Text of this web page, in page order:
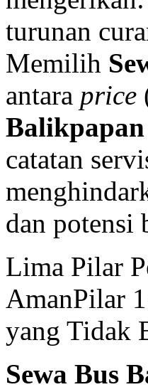
turunan
Memilih
antara price
Balikpapan
catatan
dan potensi
Lima Pilar
AmanPilar
yang Tidak
Sewa Bus